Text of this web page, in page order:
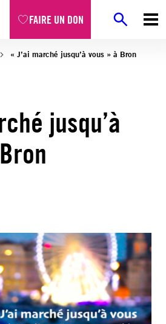
FAIRE UN DON
« J’ai marché jusqu’à vous » à Bron
jusqu’à